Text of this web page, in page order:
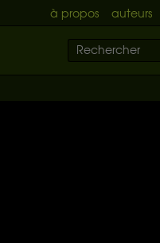
à propos auteurs